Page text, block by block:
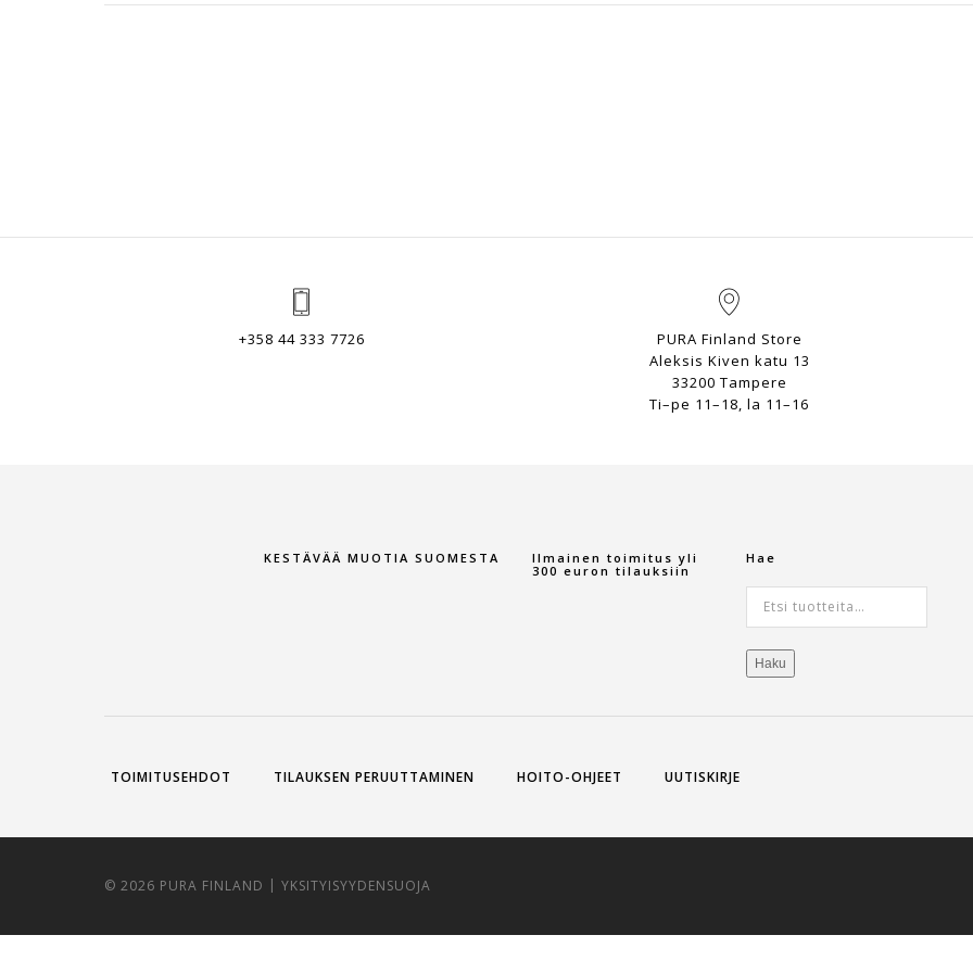
+358 44 333 7726
PURA Finland Store
Aleksis Kiven katu 13
33200 Tampere
Ti–pe 11–18, la 11–16
KESTÄVÄÄ MUOTIA SUOMESTA
Ilmainen toimitus yli
300 euron tilauksiin
Hae
Haku
TOIMITUSEHDOT TILAUKSEN PERUUTTAMINEN HOITO-OHJEET UUTISKIRJE
© 2026 PURA FINLAND | YKSITYISYYDENSUOJA